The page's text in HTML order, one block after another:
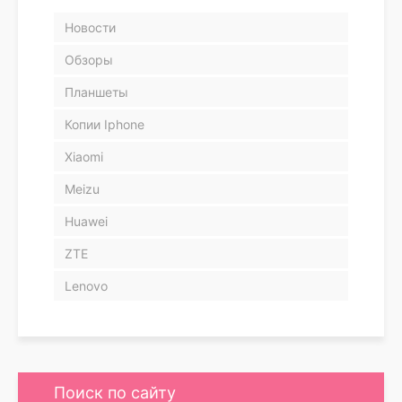
Новости
Обзоры
Планшеты
Копии Iphone
Xiaomi
Meizu
Huawei
ZTE
Lenovo
Поиск по сайту